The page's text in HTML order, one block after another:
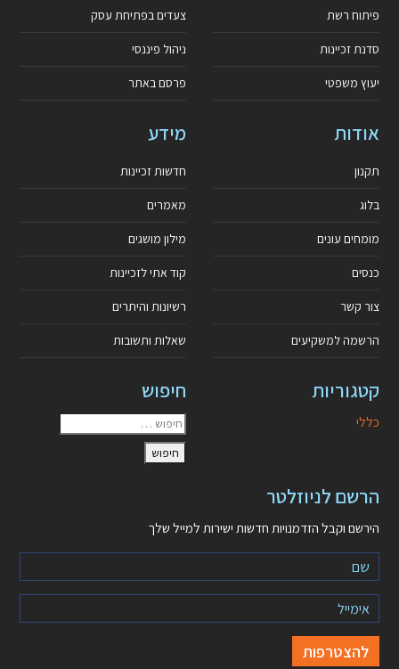
פיתוח רשת
סדנת זכיינות
יעוץ משפטי
צעדים בפתיחת עסק
ניהול פיננסי
פרסם באתר
אודות
תקנון
בלוג
מומחים עונים
כנסים
צור קשר
הרשמה למשקיעים
מידע
חדשות זכיינות
מאמרים
מילון מושגים
קוד אתי לזכיינות
רשיונות והיתרים
שאלות ותשובות
קטגוריות
כללי
חיפוש
הרשם לניוזלטר
הירשם וקבל הזדמנויות חדשות ישירות למייל שלך